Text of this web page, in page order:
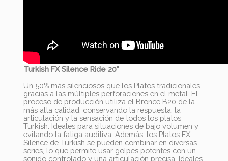
Turkish FX Silence Ride 20"
Un 50% más silenciosos que los Platos tradicionales
gracias a las múltiples perforaciones en el metal. El
proceso de producción utiliza el Bronce B20 de la
más alta calidad, conservando la respuesta, la
articulación y la sensación de todos los platos
Turkish. Ideales para situaciones de bajo volumen y
evitando la fatiga auditiva. Además, los Platos FX
Silence de Turkish se pueden combinar en diversas
series, lo que permite usar golpes potentes con un
sonido controlado y una articulación precisa. Ideales